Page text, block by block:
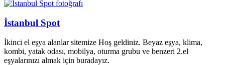
İstanbul Spot
İkinci el eşya alanlar sitemize Hoş geldiniz. Beyaz eşya, klima,
kombi, yatak odası, mobilya, oturma grubu ve benzeri 2.el
eşyalarınızı almak için buradayız.